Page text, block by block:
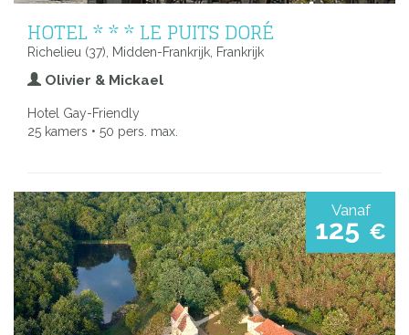
HOTEL * * * LE PUITS DORÉ
Richelieu (37), Midden-Frankrijk, Frankrijk
Olivier & Mickael
Hotel Gay-Friendly
25 kamers • 50 pers. max.
Vanaf
125 €